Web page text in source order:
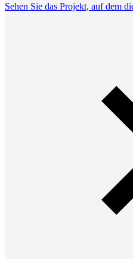
Sehen Sie das Projekt, auf dem